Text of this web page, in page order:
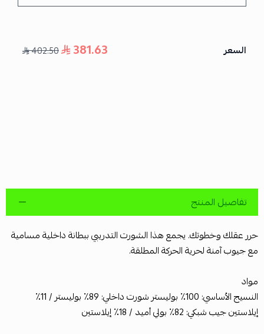
السعر 381.63
402.50
تفاصيل المنتج
حرر عقلك وخطوتك. يجمع هذا الشورت التدريبي ببطانة داخلية مسامية
مع جيوب آمنة لحرية الحركة المطلقة.
مواد
النسيج الأساسي: 100٪ بوليستر شورت داخلي: 89٪ بوليستر / 11٪
إيلاستين جيب شبكي: 82٪ بولي أميد / 18٪ إيلاستين